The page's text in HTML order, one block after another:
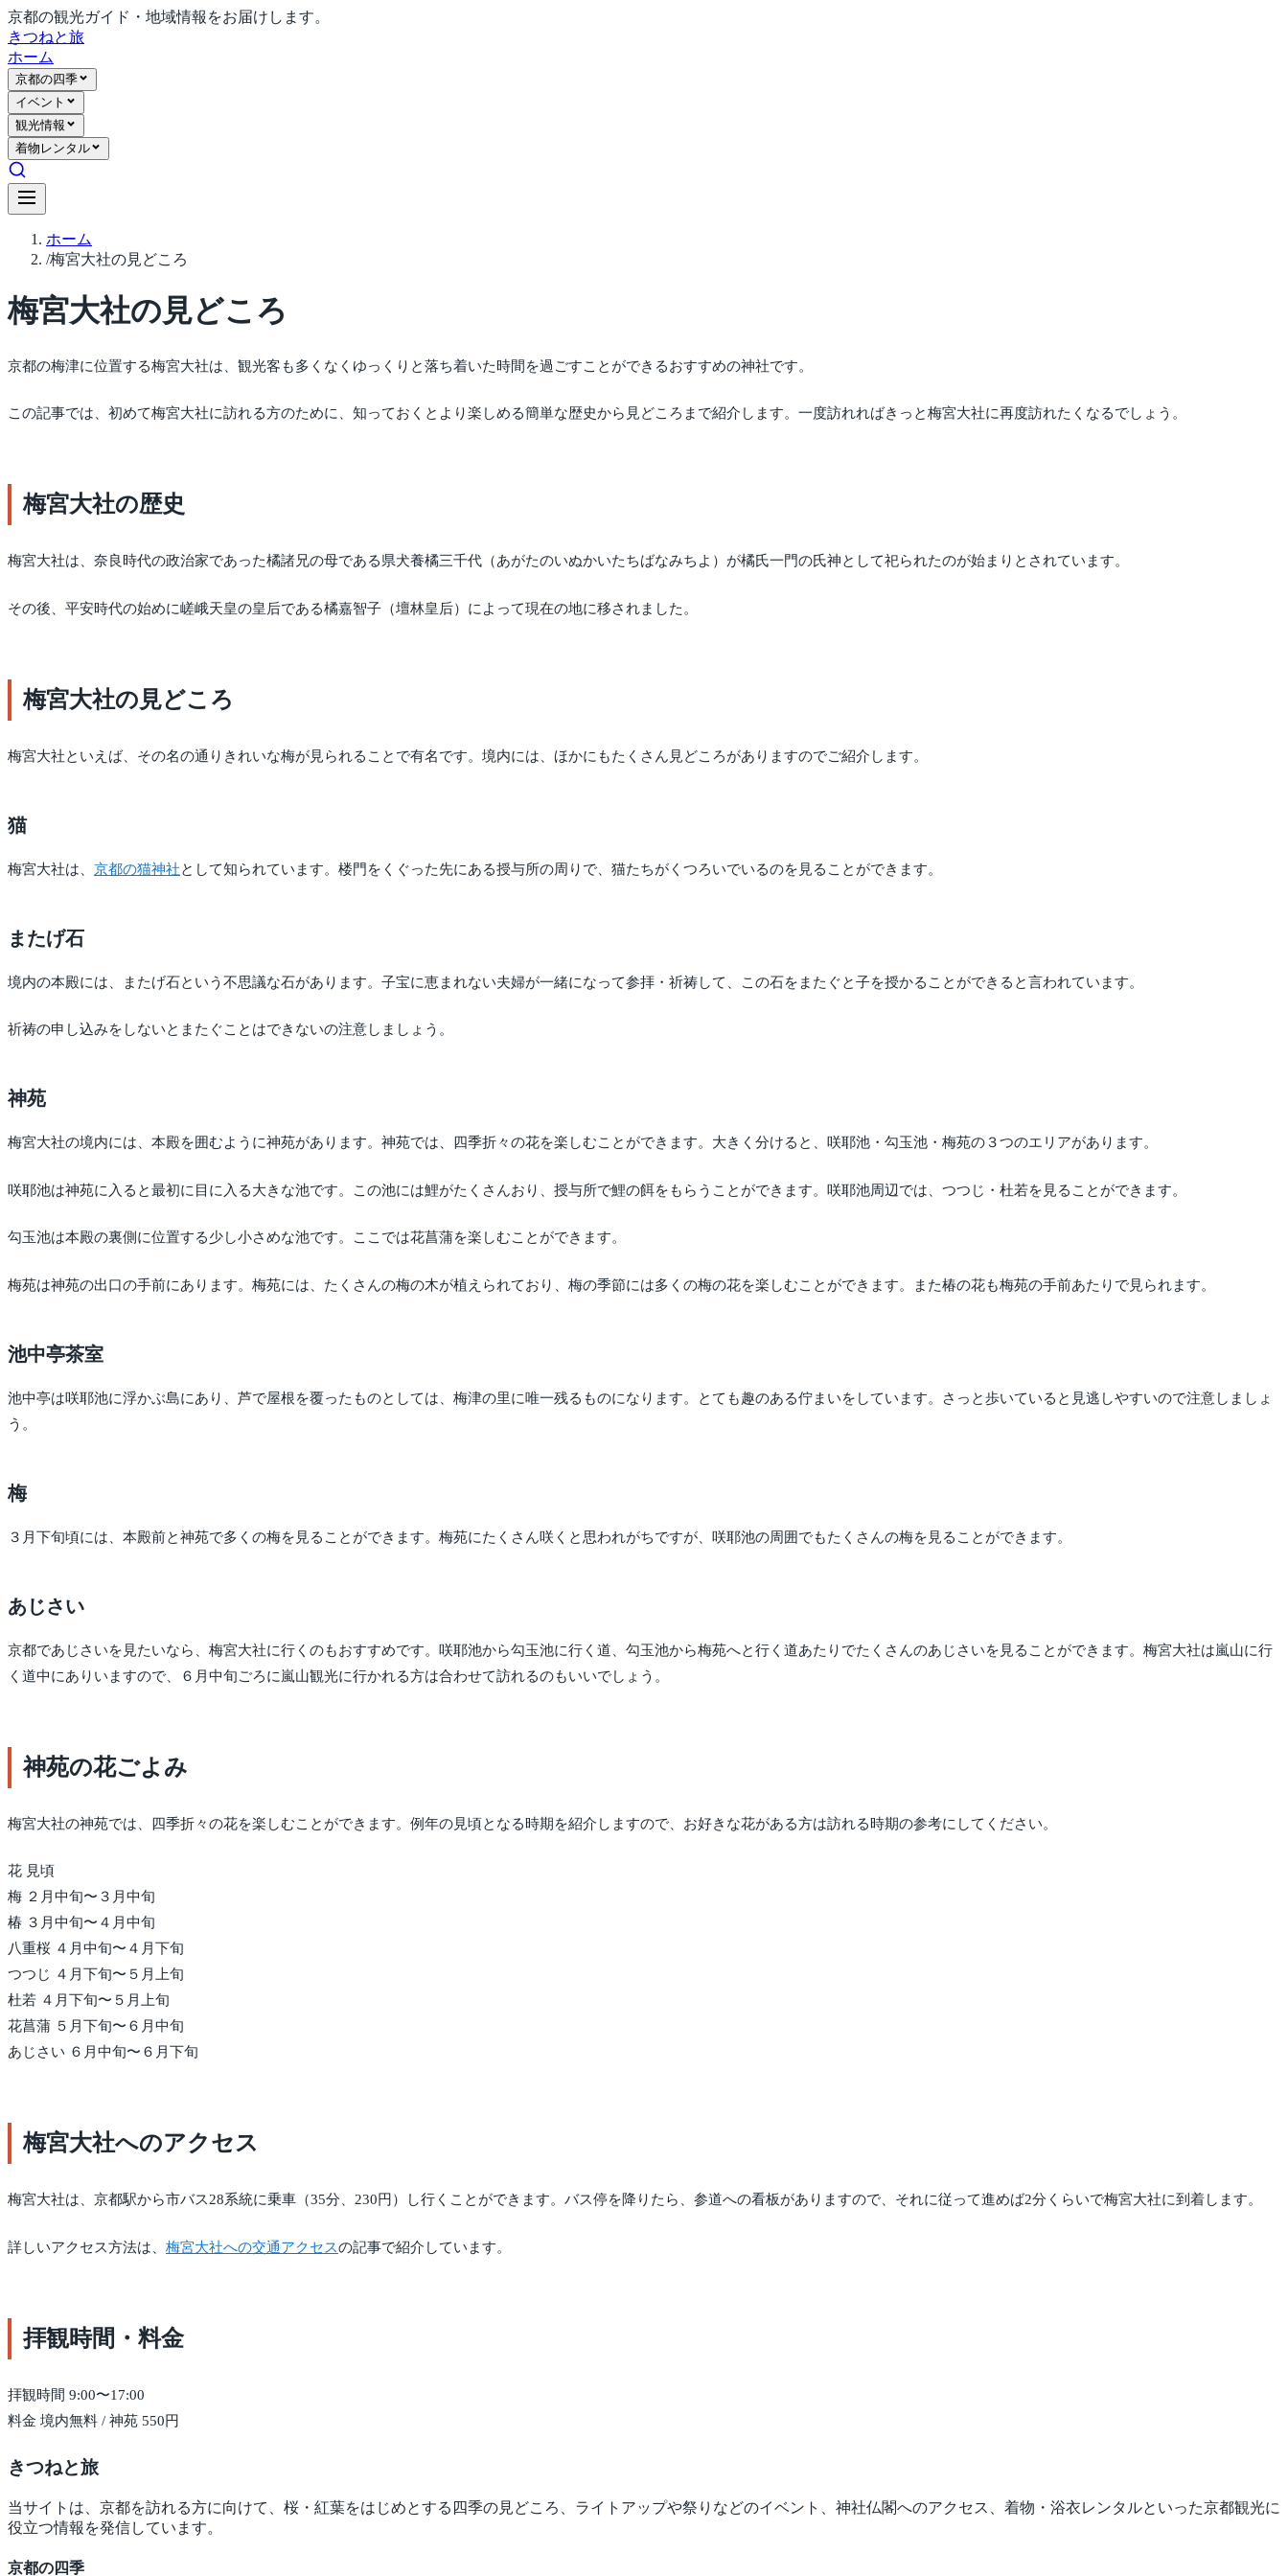
京都の観光ガイド・地域情報をお届けします。
きつねと旅
ホーム
京都の四季
イベント
観光情報
着物レンタル
ホーム
/梅宮大社の見どころ
梅宮大社の見どころ
京都の梅津に位置する梅宮大社は、観光客も多くなくゆっくりと落ち着いた時間を過ごすことができるおすすめの神社です。
この記事では、初めて梅宮大社に訪れる方のために、知っておくとより楽しめる簡単な歴史から見どころまで紹介します。一度訪れればきっと梅宮大社に再度訪れたくなるでしょう。
梅宮大社の歴史
梅宮大社は、奈良時代の政治家であった橘諸兄の母である県犬養橘三千代（あがたのいぬかいたちばなみちよ）が橘氏一門の氏神として祀られたのが始まりとされています。
その後、平安時代の始めに嵯峨天皇の皇后である橘嘉智子（壇林皇后）によって現在の地に移されました。
梅宮大社の見どころ
梅宮大社といえば、その名の通りきれいな梅が見られることで有名です。境内には、ほかにもたくさん見どころがありますのでご紹介します。
猫
梅宮大社は、 京都の猫神社として知られています。楼門をくぐった先にある授与所の周りで、猫たちがくつろいでいるのを見ることができます。
またげ石
境内の本殿には、またげ石という不思議な石があります。子宝に恵まれない夫婦が一緒になって参拝・祈祷して、この石をまたぐと子を授かることができると言われています。
祈祷の申し込みをしないとまたぐことはできないの注意しましょう。
神苑
梅宮大社の境内には、本殿を囲むように神苑があります。神苑では、四季折々の花を楽しむことができます。大きく分けると、咲耶池・勾玉池・梅苑の３つのエリアがあります。
咲耶池は神苑に入ると最初に目に入る大きな池です。この池には鯉がたくさんおり、授与所で鯉の餌をもらうことができます。咲耶池周辺では、つつじ・杜若を見ることができます。
勾玉池は本殿の裏側に位置する少し小さめな池です。ここでは花菖蒲を楽しむことができます。
梅苑は神苑の出口の手前にあります。梅苑には、たくさんの梅の木が植えられており、梅の季節には多くの梅の花を楽しむことができます。また椿の花も梅苑の手前あたりで見られます。
池中亭茶室
池中亭は咲耶池に浮かぶ島にあり、芦で屋根を覆ったものとしては、梅津の里に唯一残るものになります。とても趣のある佇まいをしています。さっと歩いていると見逃しやすいので注意しましょ
う。
梅
３月下旬頃には、本殿前と神苑で多くの梅を見ることができます。梅苑にたくさん咲くと思われがちですが、咲耶池の周囲でもたくさんの梅を見ることができます。
あじさい
京都であじさいを見たいなら、梅宮大社に行くのもおすすめです。咲耶池から勾玉池に行く道、勾玉池から梅苑へと行く道あたりでたくさんのあじさいを見ることができます。梅宮大社は嵐山に行
く道中にありいますので、６月中旬ごろに嵐山観光に行かれる方は合わせて訪れるのもいいでしょう。
神苑の花ごよみ
梅宮大社の神苑では、四季折々の花を楽しむことができます。例年の見頃となる時期を紹介しますので、お好きな花がある方は訪れる時期の参考にしてください。
花 見頃
梅 ２月中旬〜３月中旬
椿 ３月中旬〜４月中旬
八重桜 ４月中旬〜４月下旬
つつじ ４月下旬〜５月上旬
杜若 ４月下旬〜５月上旬
花菖蒲 ５月下旬〜６月中旬
あじさい ６月中旬〜６月下旬
梅宮大社へのアクセス
梅宮大社は、京都駅から市バス28系統に乗車（35分、230円）し行くことができます。バス停を降りたら、参道への看板がありますので、それに従って進めば2分くらいで梅宮大社に到着します。
詳しいアクセス方法は、 梅宮大社への交通アクセスの記事で紹介しています。
拝観時間・料金
拝観時間 9:00〜17:00
料金 境内無料 / 神苑 550円
きつねと旅
当サイトは、京都を訪れる方に向けて、桜・紅葉をはじめとする四季の見どころ、ライトアップや祭りなどのイベント、神社仏閣へのアクセス、着物・浴衣レンタルといった京都観光に
役立つ情報を発信しています。
京都の四季